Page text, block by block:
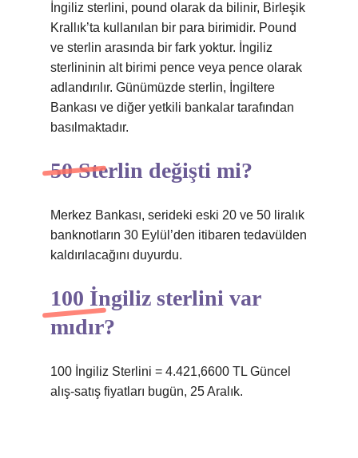
İngiliz sterlini, pound olarak da bilinir, Birleşik
Krallık’ta kullanılan bir para birimidir. Pound
ve sterlin arasında bir fark yoktur. İngiliz
sterlininin alt birimi pence veya pence olarak
adlandırılır. Günümüzde sterlin, İngiltere
Bankası ve diğer yetkili bankalar tarafından
basılmaktadır.
50 Sterlin değişti mi?
Merkez Bankası, serideki eski 20 ve 50 liralık
banknotların 30 Eylül’den itibaren tedavülden
kaldırılacağını duyurdu.
100 İngiliz sterlini var
mıdır?
100 İngiliz Sterlini = 4.421,6600 TL Güncel
alış-satış fiyatları bugün, 25 Aralık.